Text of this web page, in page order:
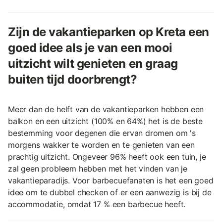
Zijn de vakantieparken op Kreta een
goed idee als je van een mooi
uitzicht wilt genieten en graag
buiten tijd doorbrengt?
Meer dan de helft van de vakantieparken hebben een
balkon en een uitzicht (100% en 64%) het is de beste
bestemming voor degenen die ervan dromen om 's
morgens wakker te worden en te genieten van een
prachtig uitzicht. Ongeveer 96% heeft ook een tuin, je
zal geen probleem hebben met het vinden van je
vakantieparadijs. Voor barbecuefanaten is het een goed
idee om te dubbel checken of er een aanwezig is bij de
accommodatie, omdat 17 % een barbecue heeft.